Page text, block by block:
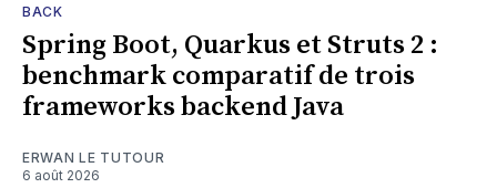
BACK
Spring Boot, Quarkus et Struts 2 :
benchmark comparatif de trois
frameworks backend Java
ERWAN LE TUTOUR
6 août 2026